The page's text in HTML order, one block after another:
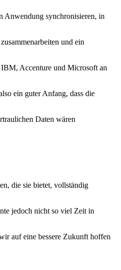
Anwendung synchronisieren, in
und ein
Accenture und Microsoft an
ein guter Anfang, dass die
Daten wären
die sie bietet, vollständig
jedoch nicht so viel Zeit in
auf eine bessere Zukunft hoffen